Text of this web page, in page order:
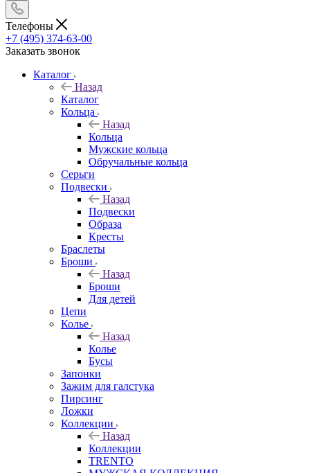
Телефоны
+7 (495) 374-63-00
Заказать звонок
Каталог
Назад
Каталог
Кольца
Назад
Кольца
Мужские кольца
Обручальные кольца
Серьги
Подвески
Назад
Подвески
Образа
Кресты
Браслеты
Броши
Назад
Броши
Для детей
Цепи
Колье
Назад
Колье
Бусы
Запонки
Зажим для галстука
Пирсинг
Ложки
Коллекции
Назад
Коллекции
TRENTO